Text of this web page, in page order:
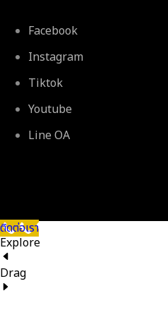
Facebook
Instagram
Tiktok
Youtube
Line OA
ติดต่อเรา
Explore
Drag